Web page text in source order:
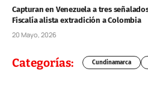
Capturan en Venezuela a tres
Fiscalía alista extradición a Colombia
20 Mayo, 2026
Categorías: Cundinamarca